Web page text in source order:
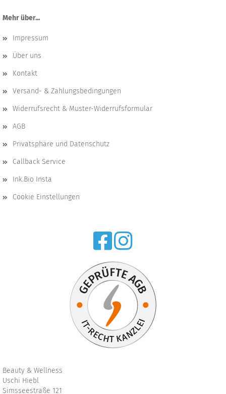
Mehr über...
Impressum
Über uns
Kontakt
Versand- & Zahlungsbedingungen
Widerrufsrecht & Muster-Widerrufsformular
AGB
Privatsphäre und Datenschutz
Callback Service
Ink.Bio Insta
Cookie Einstellungen
Beauty & Wellness
Uschi Hiebl
Simsseestraße 121